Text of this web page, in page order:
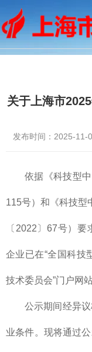
关于上海市
发布时间：2025-11-
依据《科技型
115号）和《科技型
〔2022〕67号）
企业已在“全国科技
技术委员会”门户网
公示期间经异
业条件。现将通过